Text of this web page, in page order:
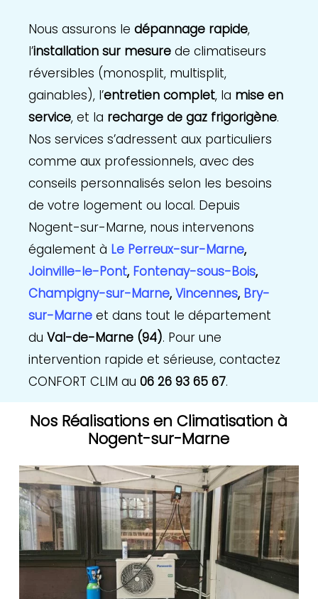
Nous assurons ledépannage rapide,
l’installation sur mesure de climatiseurs
réversibles (monosplit, multisplit,
gainables), l’entretien complet, la mise en
service, et la recharge de gaz frigorigène.
Nos services s’adressent aux particuliers
comme aux professionnels, avec des
conseils personnalisés selon les besoins
de votre logement ou local. Depuis
Nogent-sur-Marne, nous intervenons
également à Le Perreux-sur-Marne,
Joinville-le-Pont, Fontenay-sous-Bois,
Champigny-sur-Marne,Vincennes, Bry-
sur-Marne et dans tout le département
duVal-de-Marne (94). Pour une
intervention rapide et sérieuse, contactez
CONFORT CLIM au06 26 93 65 67.
Nos Réalisations en Climatisation à
Nogent-sur-Marne